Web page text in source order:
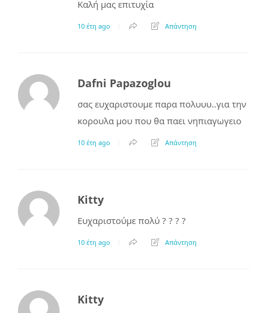
Καλή μας επιτυχία
10 έτη ago Απάντηση
Dafni Papazoglou
σας ευχαριστουμε παρα πολυυυ..για την
κορουλα μου που θα παει νηπιαγωγειο
10 έτη ago Απάντηση
Kitty
Ευχαριστούμε πολύ ? ? ? ?
10 έτη ago Απάντηση
Kitty